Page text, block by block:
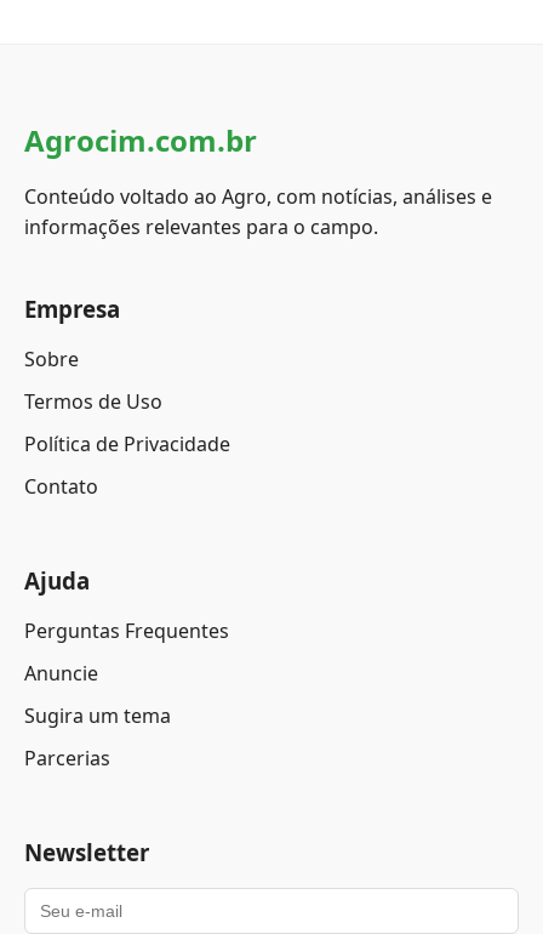
Agrocim.com.br
Conteúdo voltado ao Agro, com notícias, análises e
informações relevantes para o campo.
Empresa
Sobre
Termos de Uso
Política de Privacidade
Contato
Ajuda
Perguntas Frequentes
Anuncie
Sugira um tema
Parcerias
Newsletter